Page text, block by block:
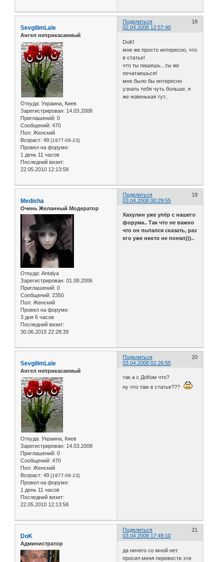
Поделиться
18
02.04.2008 12:57:40
SevgilimLale
Ангел неприкасаемый
Откуда: Украина, Киев
Зарегистрирован: 14.03.2008
Приглашений: 0
Сообщений: 470
Пол: Женский
Возраст: 49 [1977-06-23]
Провел на форуме:
1 день 11 часов
Последний визит:
22.05.2010 12:13:58
DoK!
мне же просто интересно, что
в статье!
что ты пишешь...ты же
печатаешься!
мне было бы интересно
узнать тебя чуть больше, я
же новенькая тут..
Поделиться
19
03.04.2008 00:29:55
Medisha
Очень Желанный Модератор
Откуда: Antalya
Зарегистрирован: 01.08.2006
Приглашений: 0
Сообщений: 2350
Пол: Женский
Провел на форуме:
3 дня 6 часов
Последний визит:
30.06.2015 22:28:39
Хахулин уже упёр с нашего
форума.. Так что не важно
что он пытался сказать, раз
его уже никто не понял)))..
Поделиться
20
03.04.2008 02:26:55
SevgilimLale
Ангел неприкасаемый
Откуда: Украина, Киев
Зарегистрирован: 14.03.2008
Приглашений: 0
Сообщений: 470
Пол: Женский
Возраст: 49 [1977-06-23]
Провел на форуме:
1 день 11 часов
Последний визит:
22.05.2010 12:13:58
так а с ДоКом что?
ну что там в статье???
Поделиться
21
03.04.2008 17:49:10
DoK
Администратор
да ничего со мной нет.
просил меня перевести эти